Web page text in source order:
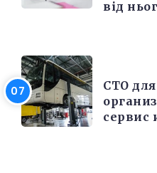
від
СТО
сервис